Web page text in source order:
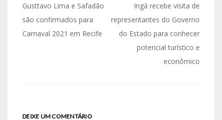
Gusttavo Lima e Safadão
são confirmados para
Carnaval 2021 em Recife
Ingá recebe visita de
representantes do Governo
do Estado para conhecer
potencial turístico e
econômico
DEIXE UM COMENTÁRIO